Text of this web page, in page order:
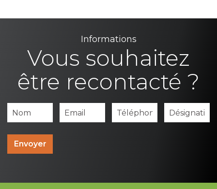
Informations
Vous souhaitez
être recontacté ?
Envoyer